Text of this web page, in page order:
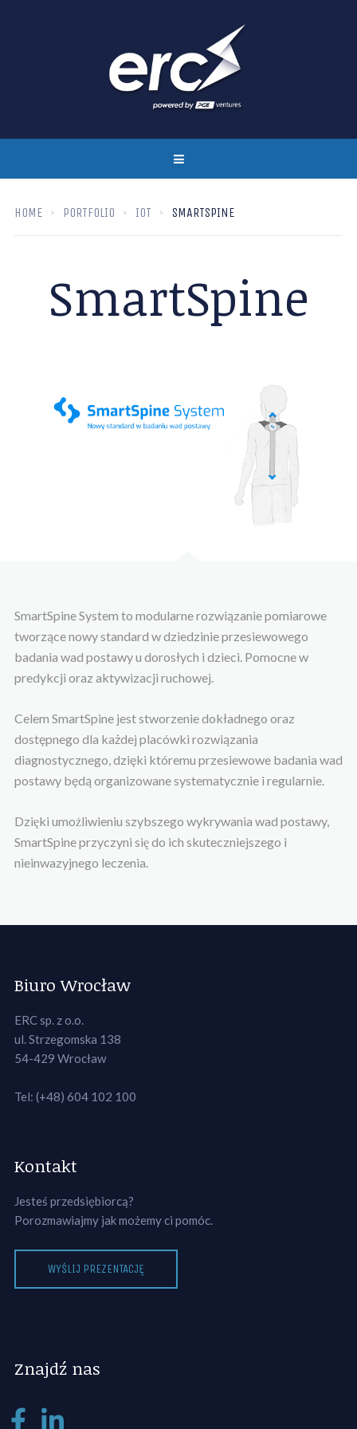
HOME PORTFOLIO IOT SMARTSPINE
SmartSpine
SmartSpine System to modularne rozwiązanie pomiarowe
tworzące nowy standard w dziedzinie przesiewowego
badania wad postawy u dorosłych i dzieci. Pomocne w
predykcji oraz aktywizacji ruchowej.
Celem SmartSpine jest stworzenie dokładnego oraz
dostępnego dla każdej placówki rozwiązania
diagnostycznego, dzięki któremu przesiewowe badania wad
postawy będą organizowane systematycznie i regularnie.
Dzięki umożliwieniu szybszego wykrywania wad postawy,
SmartSpine przyczyni się do ich skuteczniejszego i
nieinwazyjnego leczenia.
Biuro Wrocław
ERC sp. z o.o.
ul. Strzegomska 138
54-429 Wrocław
Tel: (+48) 604 102 100
Kontakt
Jesteś przedsiębiorcą?
Porozmawiajmy jak możemy ci pomóc.
WYŚLIJ PREZENTACJĘ
Znajdź nas